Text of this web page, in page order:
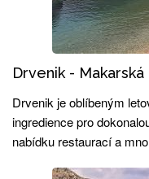
Drvenik -
Drvenik je oblíbeným
ingredience pro
nabídku restaurací a